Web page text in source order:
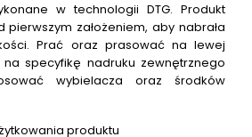
w technologii DTG. Produkt
założeniem, aby nabrała
Prać oraz prasować na lewej
specyfikę nadruku zewnętrznego
wybielacza oraz środków